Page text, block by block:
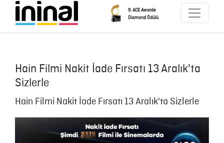
9. ACE Awards
Diamond Ödülü
Hain Filmi Nakit İade Fırsatı 13 Aralık'ta
Sizlerle
Hain Filmi Nakit İade Fırsatı 13 Aralık'ta Sizlerle